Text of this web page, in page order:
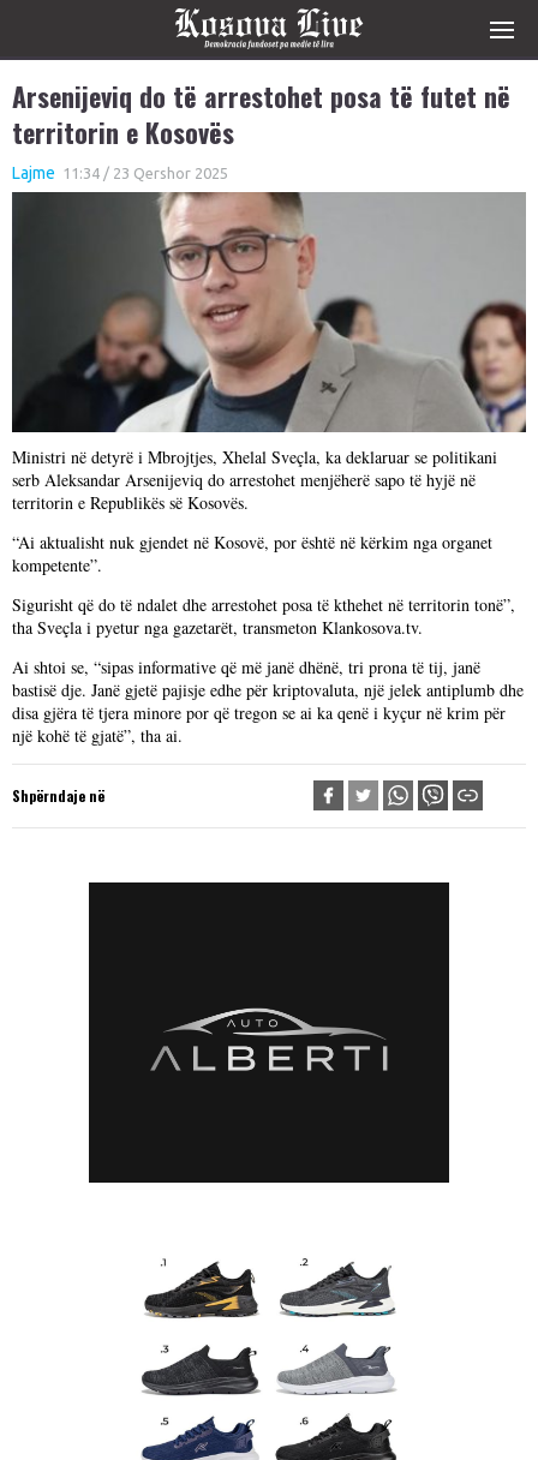
Arsenijeviq do të arrestohet posa të futet në
territorin e Kosovës
Lajme 11:34 / 23 Qershor 2025
Ministri në detyrë i Mbrojtjes, Xhelal Sveçla, ka deklaruar se politikani
serb Aleksandar Arsenijeviq do arrestohet menjëherë sapo të hyjë në
territorin e Republikës së Kosovës.
“Ai aktualisht nuk gjendet në Kosovë, por është në kërkim nga organet
kompetente”.
Sigurisht që do të ndalet dhe arrestohet posa të kthehet në territorin tonë”,
tha Sveçla i pyetur nga gazetarët, transmeton Klankosova.tv.
Ai shtoi se, “sipas informative që më janë dhënë, tri prona të tij, janë
bastisë dje. Janë gjetë pajisje edhe për kriptovaluta, një jelek antiplumb dhe
disa gjëra të tjera minore por që tregon se ai ka qenë i kyçur në krim për
një kohë të gjatë”, tha ai.
Shpërndaje në